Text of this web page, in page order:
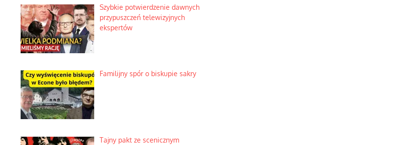
Szybkie potwierdzenie dawnych
przypuszczeń telewizyjnych
ekspertów
Familijny spór o biskupie sakry
Tajny pakt ze scenicznym